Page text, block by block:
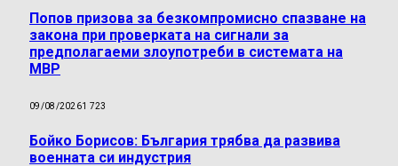
Попов призова за безкомпромисно спазване на
закона при проверката на сигнали за
предполагаеми злоупотреби в системата на
МВР
09/08/20261 723
Бойко Борисов: България трябва да развива
военната си индустрия